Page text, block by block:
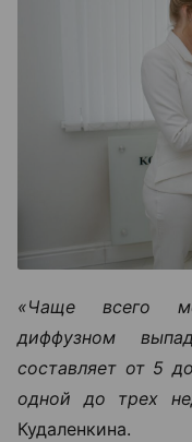
«Чаще всего
диффузном
составляет от 5
одной до трех
Кудаленкина.